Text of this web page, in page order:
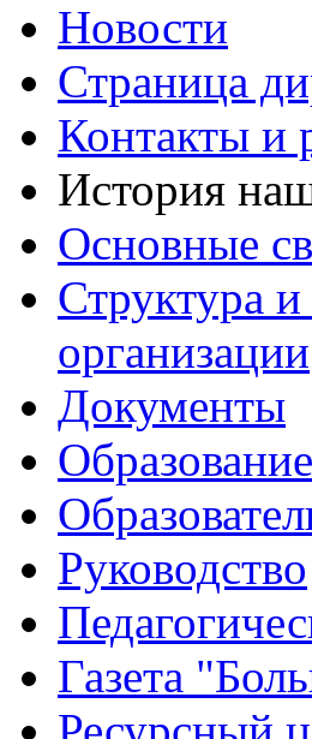
Новости
Страница
Контакты и
История
Основные
Структура
организации
Документы
Образование
Руководство
Газета